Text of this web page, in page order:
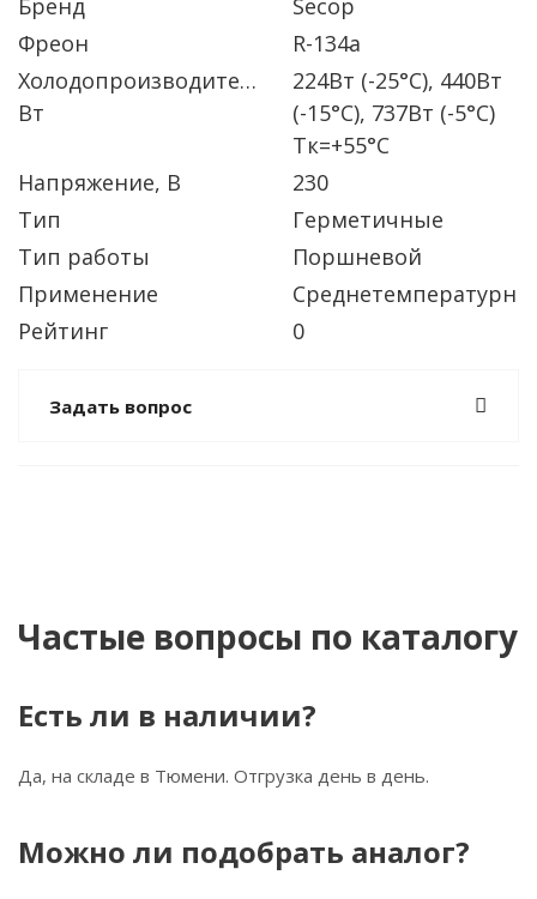
Бренд
Secop
Фреон
R-134a
Холодопроизводительность
Вт
224Вт (-25°C), 440Вт
(-15°C), 737Вт (-5°C)
Тк=+55°C
Напряжение, В
230
Тип
Герметичные
Тип работы
Поршневой
Применение
Рейтинг
0
Задать вопрос
Частые вопросы по каталогу
Есть ли в наличии?
Да, на складе в Тюмени. Отгрузка день в день.
Можно ли подобрать аналог?